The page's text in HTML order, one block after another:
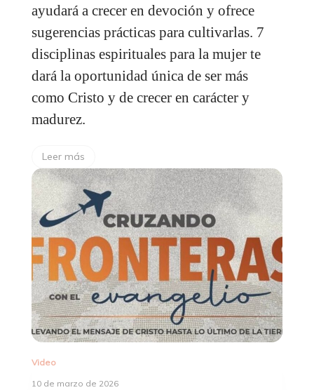
ayudará a crecer en devoción y ofrece
sugerencias prácticas para cultivarlas. 7
disciplinas espirituales para la mujer te
dará la oportunidad única de ser más
como Cristo y de crecer en carácter y
madurez.
Leer más
Video
10 de marzo de 2026